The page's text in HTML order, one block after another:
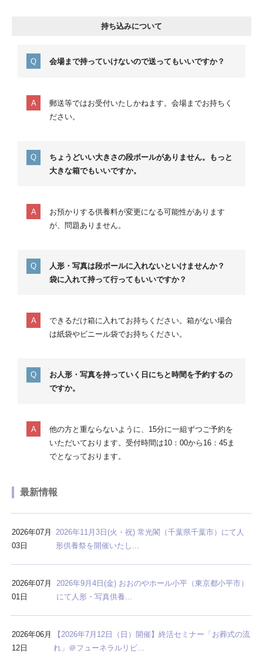
持ち込みについて
会場まで持っていけないので送ってもいいですか？
郵送等ではお受付いたしかねます。会場までお持ちく
ださい。
ちょうどいい大きさの段ボールがありません。もっと
大きな箱でもいいですか。
お預かりする供養料が変更になる可能性があります
が、問題ありません。
人形・写真は段ボールに入れないといけませんか？
袋に入れて持って行ってもいいですか？
できるだけ箱に入れてお持ちください。箱がない場合
は紙袋やビニール袋でお持ちください。
お人形・写真を持っていく日にちと時間を予約するの
ですか。
他の方と重ならないように、15分に一組ずつご予約を
いただいております。受付時間は10：00から16：45ま
でとなっております。
最新情報
2026年07月
03日
2026年11月3日(火・祝) 常光閣（千葉県千葉市）にて人
形供養祭を開催いたし...
2026年07月
01日
2026年9月4日(金) おおのやホール小平（東京都小平市）
にて人形・写真供養...
2026年06月
12日
【2026年7月12日（日）開催】終活セミナー「お葬式の流
れ」＠フューネラルリビ...